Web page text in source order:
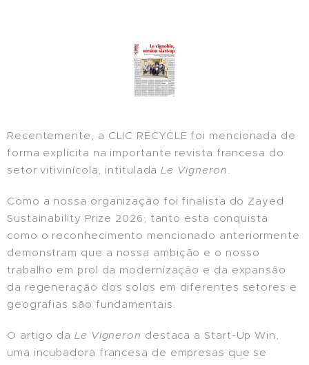
Recentemente, a CLIC RECYCLE foi mencionada de
forma explícita na importante revista francesa do
setor vitivinícola, intituladaLe Vigneron.
Como a nossa organização foi finalista do Zayed
Sustainability Prize 2026, tanto esta conquista
como o reconhecimento mencionado anteriormente
demonstram que a nossa ambição e o nosso
trabalho em prol da modernização e da expansão
da regeneração dos solos em diferentes setores e
geografias são fundamentais.
O artigo da Le Vigneron destaca a Start-Up Win,
uma incubadora francesa de empresas que se